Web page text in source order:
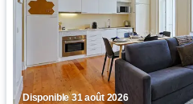
Disponible 31 août 2026